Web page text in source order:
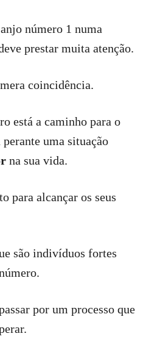
número 1 numa
prestar muita atenção.
coincidência.
está a caminho para o
uma situação
na sua vida.
para alcançar os seus
são indivíduos fortes
por um processo que